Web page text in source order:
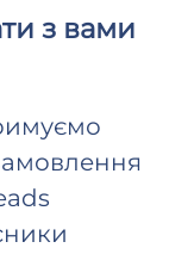
з вами